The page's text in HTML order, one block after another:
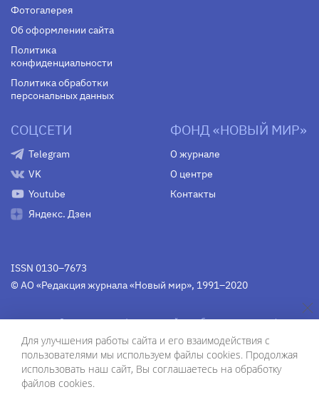
Фотогалерея
Об оформлении сайта
Политика
конфиденциальности
Политика обработки
персональных данных
СОЦСЕТИ
Telegram
VK
Youtube
Яндекс. Дзен
ФОНД «НОВЫЙ МИР»
О журнале
О центре
Контакты
ISSN 0130–7673
© АО «Редакция журнала «Новый мир», 1991–2020
Свидетельство Федеральной службы по надзору в сфере
связи, информационных технологий и массовых
коммуникаций средства массовой информации
(Роскомнадзор)ПИ № Фс 77-75754 от 13 июня 2019 г.
Для улучшения работы сайта и его взаимодействия с
пользователями мы используем файлы cookies. Продолжая
использовать наш сайт, Вы соглашаетесь на обработку
файлов cookies.